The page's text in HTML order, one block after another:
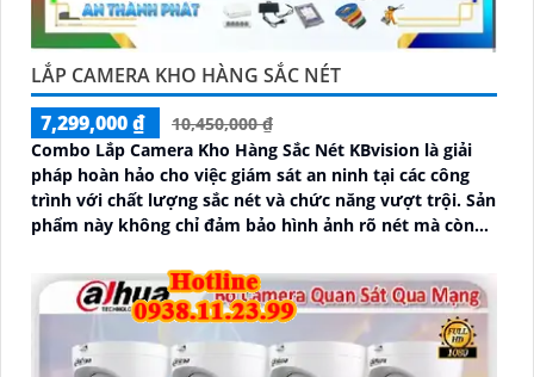
LẮP CAMERA KHO HÀNG SẮC NÉT
7,299,000 ₫
10,450,000 ₫
Combo Lắp Camera Kho Hàng Sắc Nét KBvision là giải
pháp hoàn hảo cho việc giám sát an ninh tại các công
trình với chất lượng sắc nét và chức năng vượt trội. Sản
phẩm này không chỉ đảm bảo hình ảnh rõ nét mà còn
sát một cách toàn diện và chính xác hơn